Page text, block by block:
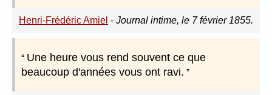
Henri-Frédéric Amiel - Journal intime, le 7 février 1855.
Une heure vous rend souvent ce que
beaucoup d'années vous ont ravi.